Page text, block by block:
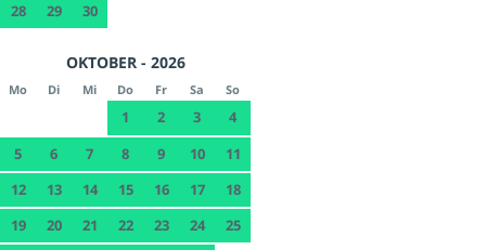
28
29 30
OKTOBER - 2026
Mo Di Mi Do Fr Sa So
1 2 3
4
5
6 7 8 9 10
11
12
13 14 15 16 17
18
19
20 21 22 23 24
25